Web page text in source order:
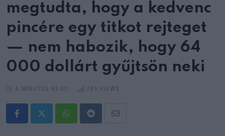
megtudta, hogy a kedvenc
pincére egy titkot rejteget
— nem habozik, hogy 64
000 dollárt gyűjtsön neki
WhatsappRedditShare